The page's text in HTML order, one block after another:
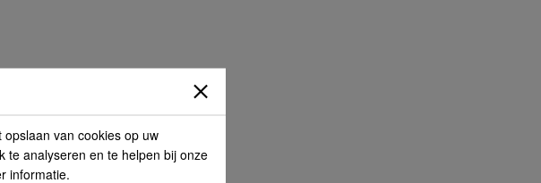
van cookies op uw
te analyseren en te helpen bij onze
informatie.